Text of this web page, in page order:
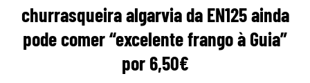
churrasqueira algarvia da EN125 ainda
pode comer “excelente frango à Guia”
por 6,50€